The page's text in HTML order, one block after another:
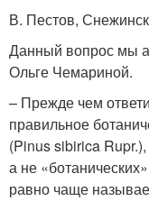
В. Пестов, Снежинск
Данный вопрос мы
Ольге Чемариной.
– Прежде чем
правильное
(Pinus sibirica
а не
равно чаще